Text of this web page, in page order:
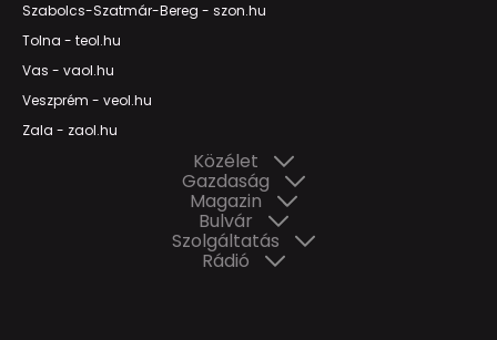
Szabolcs-Szatmár-Bereg - szon.hu
Tolna - teol.hu
Vas - vaol.hu
Veszprém - veol.hu
Zala - zaol.hu
Közélet
Gazdaság
Magazin
Bulvár
Szolgáltatás
Rádió